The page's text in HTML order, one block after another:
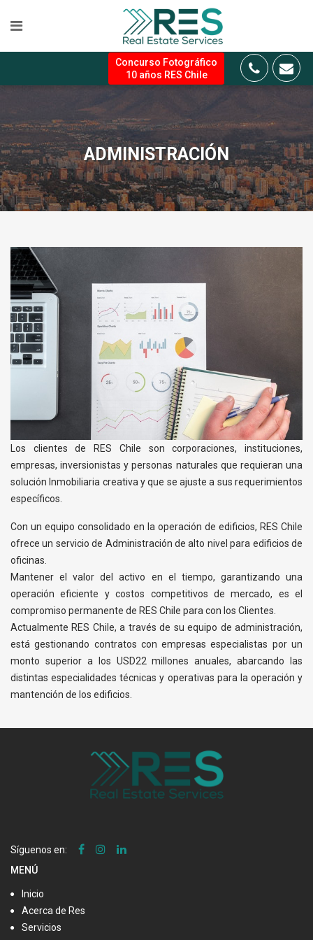
Concurso Fotográfico
10 años RES Chile
ADMINISTRACIÓN
Los clientes de RES Chile son corporaciones, instituciones,
empresas, inversionistas y personas naturales que requieran una
solución Inmobiliaria creativa y que se ajuste a sus requerimientos
específicos.
Con un equipo consolidado en la operación de edificios, RES Chile
ofrece un servicio de Administración de alto nivel para edificios de
oficinas.
Mantener el valor del activo en el tiempo, garantizando una
operación eficiente y costos competitivos de mercado, es el
compromiso permanente de RES Chile para con los Clientes.
Actualmente RES Chile, a través de su equipo de administración,
está gestionando contratos con empresas especialistas por un
monto superior a los USD22 millones anuales, abarcando las
distintas especialidades técnicas y operativas para la operación y
mantención de los edificios.
Síguenos en:
MENÚ
Inicio
Acerca de Res
Servicios